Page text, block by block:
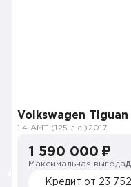
Volkswagen Tiguan
1.4 AMT (125 л.с.)2017
1 590 000 ₽
Максимальная выгода
Кредит от 23